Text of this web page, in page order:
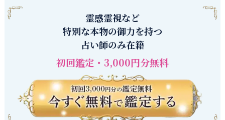
霊感霊視など
特別な本物の御力を持つ
占い師のみ在籍
初回鑑定・3,000円分無料